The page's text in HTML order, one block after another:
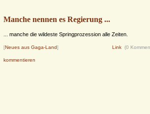
Manche nennen es Regierung ...
... manche die wildeste Springprozession alle Zeiten.
[Neues aus Gaga-Land] Link (0
kommentieren